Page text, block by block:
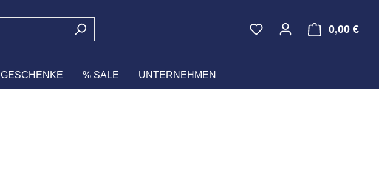
0,00 €
GESCHENKE % SALE UNTERNEHMEN